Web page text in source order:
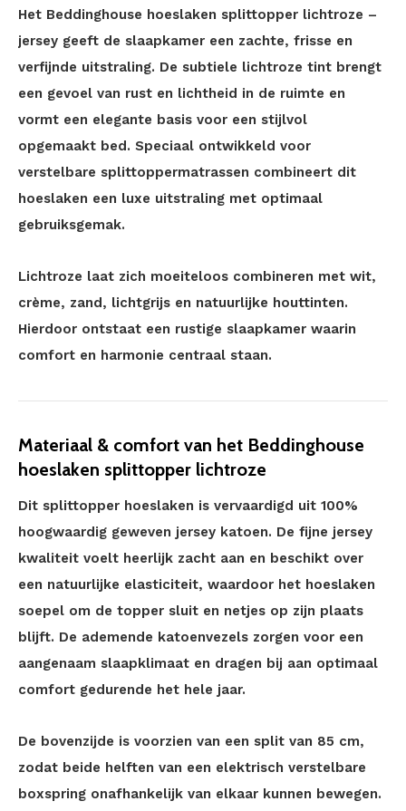
Het Beddinghouse hoeslaken splittopper lichtroze –
jersey geeft de slaapkamer een zachte, frisse en
verfijnde uitstraling. De subtiele lichtroze tint brengt
een gevoel van rust en lichtheid in de ruimte en
vormt een elegante basis voor een stijlvol
opgemaakt bed. Speciaal ontwikkeld voor
verstelbare splittoppermatrassen combineert dit
hoeslaken een luxe uitstraling met optimaal
gebruiksgemak.
Lichtroze laat zich moeiteloos combineren met wit,
crème, zand, lichtgrijs en natuurlijke houttinten.
Hierdoor ontstaat een rustige slaapkamer waarin
comfort en harmonie centraal staan.
Materiaal & comfort van het Beddinghouse
hoeslaken splittopper lichtroze
Dit splittopper hoeslaken is vervaardigd uit 100%
hoogwaardig geweven jersey katoen. De fijne jersey
kwaliteit voelt heerlijk zacht aan en beschikt over
een natuurlijke elasticiteit, waardoor het hoeslaken
soepel om de topper sluit en netjes op zijn plaats
blijft. De ademende katoenvezels zorgen voor een
aangenaam slaapklimaat en dragen bij aan optimaal
comfort gedurende het hele jaar.
De bovenzijde is voorzien van een split van 85 cm,
zodat beide helften van een elektrisch verstelbare
boxspring onafhankelijk van elkaar kunnen bewegen.